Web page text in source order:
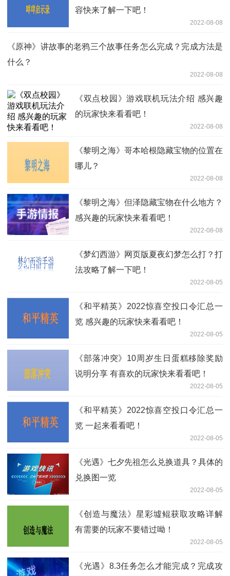
容快来了解一下吧！
2022-08-08
《原神》讲故事的老鸦三个故事任务怎么完成？完成方法是
什么？
2022-08-08
《双点校园》游戏联机玩法介绍 感兴趣
的玩家快来看看吧！
2022-08-08
《黎明之海》哥本哈根隐藏宝物的位置在
哪儿？
2022-08-08
《黎明之海》但泽隐藏宝物在什么地方？
感兴趣的玩家快来看看吧！
2022-08-08
《梦幻西游》网页版夏夜幻梦怎么打？打
法攻略了解一下吧！
2022-08-05
《和平精英》2022惊喜空投口令汇总一
览 感兴趣的玩家快来看看吧！
2022-08-05
《部落冲突》10周岁生日蛋糕移除奖励
说明分享 有喜欢的玩家快来看看吧！
2022-08-05
《和平精英》2022惊喜空投口令汇总一
览 一起来看看吧！
2022-08-05
《光遇》七夕先祖怎么兑换道具？具体的
兑换图一览
2022-08-05
《创造与魔法》星彩墟鲲获取攻略详解
有需要的玩家不要错过呦！
2022-08-05
《光遇》8.3任务怎么才能完成？完成攻